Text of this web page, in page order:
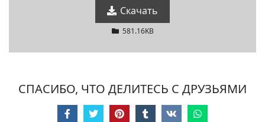
Скачать
581.16KB
СПАСИБО, ЧТО ДЕЛИТЕСЬ С ДРУЗЬЯМИ